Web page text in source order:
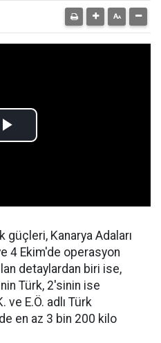
güçleri, Kanarya Adaları
4 Ekim'de operasyon
detaylardan biri ise,
Türk, 2'sinin ise
ve E.Ö. adlı Türk
en az 3 bin 200 kilo